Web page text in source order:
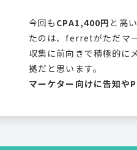
今回も CPA1,400円 と高
たのは、ferretがただマ
収集に前向きで積極的に
拠だと思います。
マーケター向けに告知や